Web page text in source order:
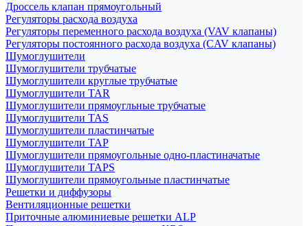
Дроссель клапан прямоугольный
Регуляторы расхода воздуха
Регуляторы переменного расхода воздуха (VAV клапаны)
Регуляторы постоянного расхода воздуха (CAV клапаны)
Шумоглушители
Шумоглушители трубчатые
Шумоглушители круглые трубчатые
Шумоглушители TAR
Шумоглушители прямоугльные трубчатые
Шумоглушители TAS
Шумоглушители пластинчатые
Шумоглушители TAP
Шумоглушители прямоугольные одно-пластиначатые
Шумоглушители TAPS
Шумоглушители прямоугольные пластинчатые
Решетки и диффузоры
Вентиляционные решетки
Приточные алюминиевые решетки ALP